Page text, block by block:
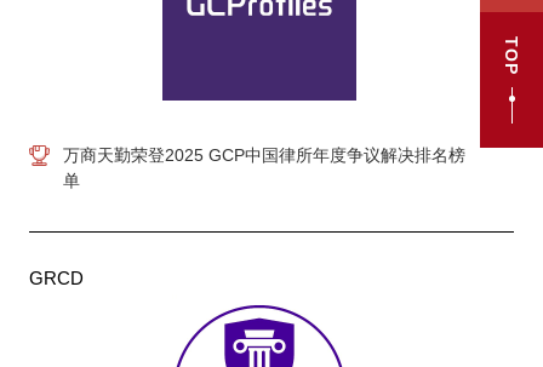
TOP
万商天勤荣登2025 GCP中国律所年度争议解决排名榜
单
GRCD